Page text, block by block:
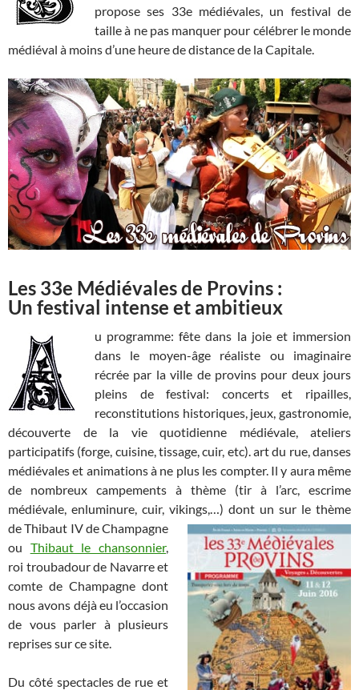
propose ses 33e médiévales, un festival de
taille à ne pas manquer pour célébrer le monde
médiéval à moins d’une heure de distance de la Capitale.
Les 33e Médiévales de Provins :
Un festival intense et ambitieux
u programme: fête dans la joie et immersion
dans le moyen-âge réaliste ou imaginaire
récrée par la ville de provins pour deux jours
pleins de festival: concerts et ripailles,
reconstitutions historiques, jeux, gastronomie,
découverte de la vie quotidienne médiévale, ateliers
participatifs (forge, cuisine, tissage, cuir, etc). art du rue, danses
médiévales et animations à ne plus les compter. Il y aura même
de nombreux campements à thème (tir à l’arc, escrime
médiévale, enluminure, cuir, vikings,…) dont un sur le thème
de Thibaut IV deChampagne
ou Thibaut le chansonnier,
roi troubadour de Navarre et
comte de Champagne dont
nous avons déjà eu l’occasion
de vous parler à plusieurs
reprises sur ce site.
Du côté spectacles de rue et